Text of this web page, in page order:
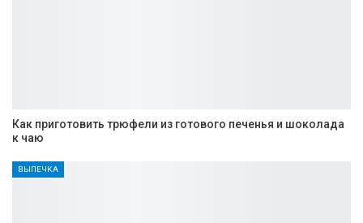
Как приготовить трюфели из готового печенья и шоколада
к чаю
ВЫПЕЧКА